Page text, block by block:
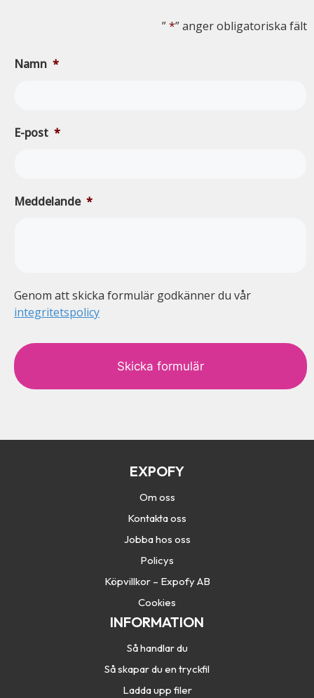
”*” anger obligatoriska fält
Namn *
E-post *
Meddelande *
Genom att skicka formulär godkänner du vår
integritetspolicy
a
p
t
EXPOFY
Om oss
Kontakta oss
Jobba hos oss
Policys
Köpvillkor – Expofy AB
Cookies
INFORMATION
Så handlar du
Så skapar du en tryckfil
Ladda upp filer